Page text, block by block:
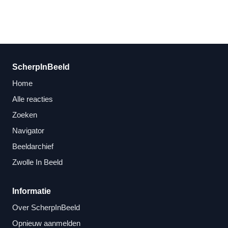
ScherpInBeeld
Home
Alle reacties
Zoeken
Navigator
Beeldarchief
Zwolle In Beeld
Informatie
Over ScherpInBeeld
Opnieuw aanmelden